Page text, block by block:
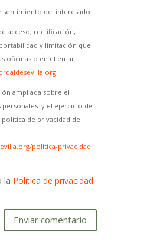
del interesado.
acceso, rectificación,
y limitación que
oficinas o en el email:
ampliada sobre el
personales y el ejercicio de
de privacidad de
politica-privacidad
la Política de privacidad
Enviar comentario